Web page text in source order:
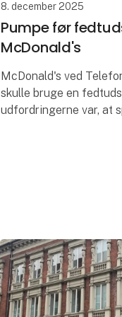
8. december 2025
Pumpe før
McDonald's
McDonald's ved
skulle bruge en
udfordringerne var, at